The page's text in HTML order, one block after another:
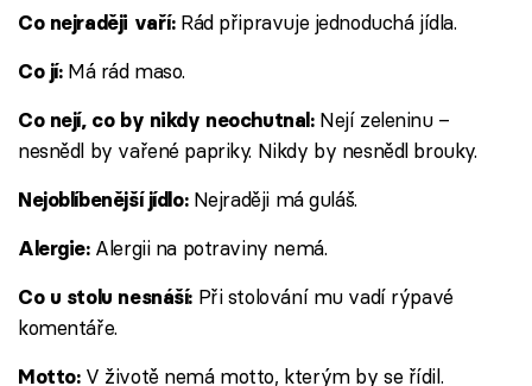
Co nejraději vaří:Rád připravuje jednoduchá jídla.
Co jí:Má rád maso.
Co nejí, co by nikdy neochutnal:Nejí zeleninu –
nesnědl by vařené papriky. Nikdy by nesnědl brouky.
Nejoblíbenější jídlo:Nejraději má guláš.
Alergie:Alergii na potraviny nemá.
Co u stolu nesnáší:Při stolování mu vadí rýpavé
komentáře.
Motto:V životě nemá motto, kterým by se řídil.